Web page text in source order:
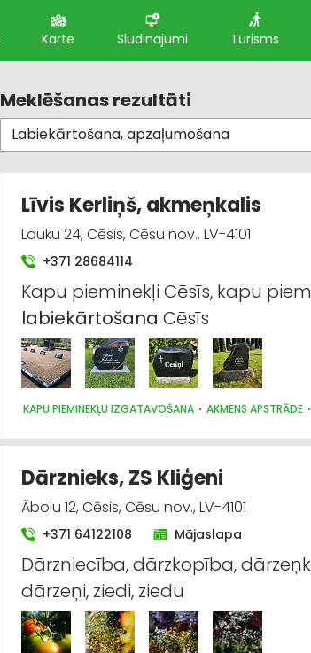
Karte Sludinājumi Tūrisms
Meklēšanas rezultāti
Līvis Kerliņš, akmeņkalis
Lauku 24, Cēsis, Cēsu nov., LV-4101
+371 28684114
Kapu pieminekļi Cēsīs, kapu
labiekārtošana Cēsīs
KAPU PIEMINEKĻU IZGATAVOŠANA AKMENS APSTRĀDE
Dārznieks, ZS Kliģeni
Ābolu 12, Cēsis, Cēsu nov., LV-4101
+371 64122108 Mājaslapa
Dārzniecība, dārzkopība,
dārzeņi, ziedi, ziedu